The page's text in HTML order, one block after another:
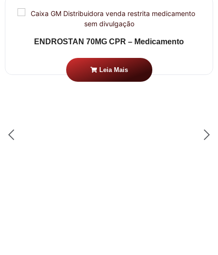
ENDROSTAN 70MG CPR – Medicamento
Leia Mais